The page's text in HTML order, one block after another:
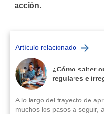
acción.
Artículo relacionado
¿Cómo saber
regulares e
A lo largo del trayecto de
muchos los pasos a seguir,